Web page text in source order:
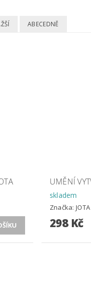
ABECEDNĚ
UMĚNÍ
skladem
Značka:JOTA
298 Kč